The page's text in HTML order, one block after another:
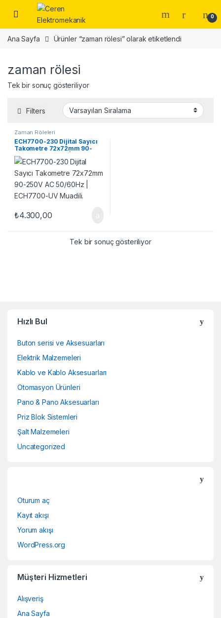
Skip to navigation
Skip to content
0
Ana Sayfa Ürünler “zaman rölesi” olarak etiketlendi
zaman rölesi
Tek bir sonuç gösteriliyor
Filters
Zaman Röleleri
ECH7700-230 Dijital Sayıcı
Takometre 72x72mm 90-
250V AC 50/60Hz |
ECH7700-UV Muadili.
₺4.300,00
Tek bir sonuç gösteriliyor
Hızlı Bul
Buton serisi ve Aksesuarları
Elektrik Malzemeleri
Kablo ve Kablo Aksesuarları
Otomasyon Ürünleri
Pano & Pano Aksesuarları
Priz Blok Sistemleri
Şalt Malzemeleri
Uncategorized
Oturum aç
Kayıt akışı
Yorum akışı
WordPress.org
Müşteri Hizmetleri
Alışveriş
Ana Sayfa